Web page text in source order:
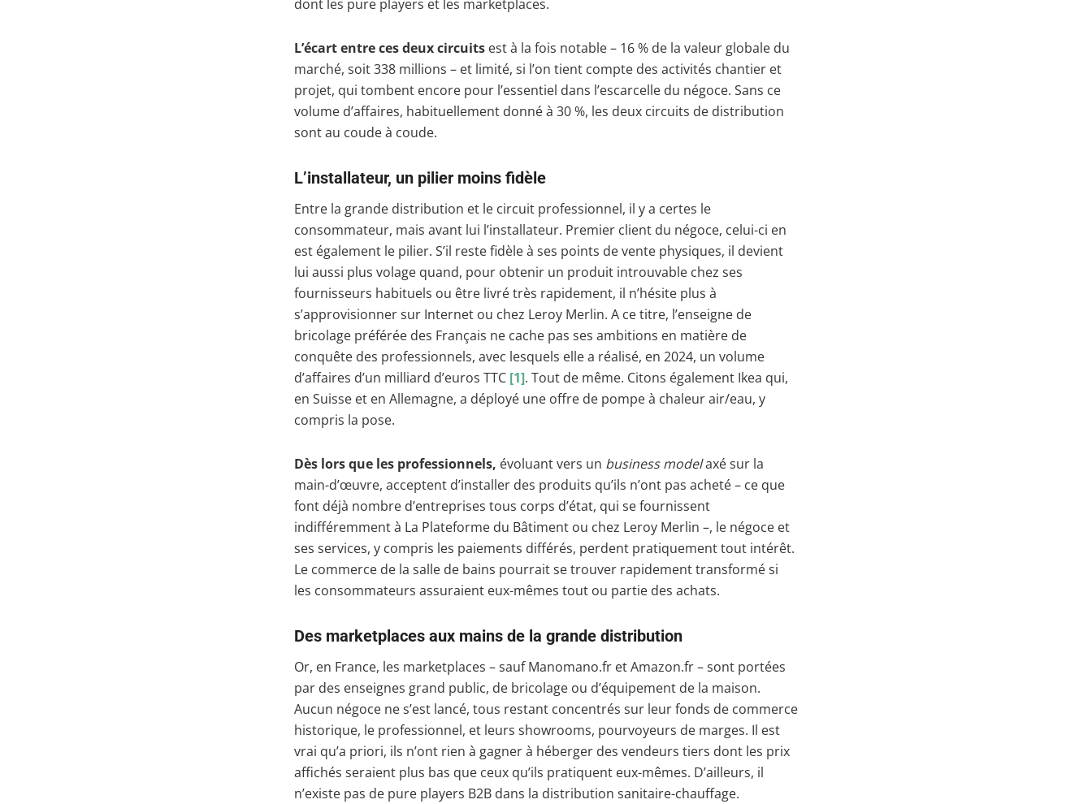
dont les pure players et les marketplaces.
L’écart entre ces deux circuits est à la fois notable – 16 % de la valeur globale du
marché, soit 338 millions – et limité, si l’on tient compte des activités chantier et
projet, qui tombent encore pour l’essentiel dans l’escarcelle du négoce. Sans ce
volume d’affaires, habituellement donné à 30 %, les deux circuits de distribution
sont au coude à coude.
L’installateur, un pilier moins fidèle
Entre la grande distribution et le circuit professionnel, il y a certes le
consommateur, mais avant lui l’installateur. Premier client du négoce, celui-ci en
est également le pilier. S’il reste fidèle à ses points de vente physiques, il devient
lui aussi plus volage quand, pour obtenir un produit introuvable chez ses
fournisseurs habituels ou être livré très rapidement, il n’hésite plus à
s’approvisionner sur Internet ou chez Leroy Merlin. A ce titre, l’enseigne de
bricolage préférée des Français ne cache pas ses ambitions en matière de
conquête des professionnels, avec lesquels elle a réalisé, en 2024, un volume
d’affaires d’un milliard d’euros TTC [1]. Tout de même. Citons également Ikea qui,
en Suisse et en Allemagne, a déployé une offre de pompe à chaleur air/eau, y
compris la pose.
Dès lors que les professionnels, évoluant vers un business modelaxé sur la
main-d’œuvre, acceptent d’installer des produits qu’ils n’ont pas acheté – ce que
font déjà nombre d’entreprises tous corps d’état, qui se fournissent
indifféremment à La Plateforme du Bâtiment ou chez Leroy Merlin –, le négoce et
ses services, y compris les paiements différés, perdent pratiquement tout intérêt.
Le commerce de la salle de bains pourrait se trouver rapidement transformé si
les consommateurs assuraient eux-mêmes tout ou partie des achats.
Des marketplaces aux mains de la grande distribution
Or, en France, les marketplaces – sauf Manomano.fr et Amazon.fr – sont portées
par des enseignes grand public, de bricolage ou d’équipement de la maison.
Aucun négoce ne s’est lancé, tous restant concentrés sur leur fonds de commerce
historique, le professionnel, et leurs showrooms, pourvoyeurs de marges. Il est
vrai qu’a priori, ils n’ont rien à gagner à héberger des vendeurs tiers dont les prix
affichés seraient plus bas que ceux qu’ils pratiquent eux-mêmes. D’ailleurs, il
n’existe pas de pure players B2B dans la distribution sanitaire-chauffage.